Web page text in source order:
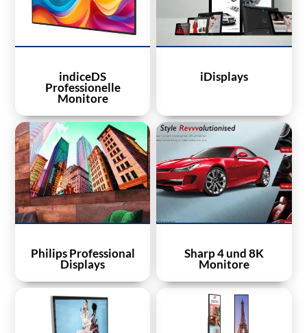
indiceDS
Professionelle
Monitore
iDisplays
Philips Professional
Displays
Sharp 4 und 8K
Monitore